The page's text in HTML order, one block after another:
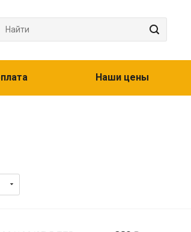
Наши цены